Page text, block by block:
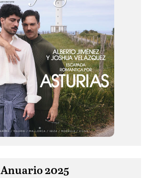
Anuario 2025